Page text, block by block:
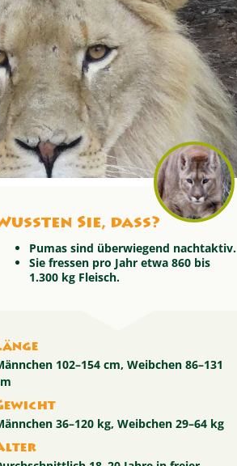
Sie, dass?
Pumas sind überwiegend nachtaktiv.
Sie fressen pro Jahr etwa 860 bis
1.300 kg Fleisch.
102–154 cm, Weibchen 86–131
36–120 kg, Weibchen 29–64 kg